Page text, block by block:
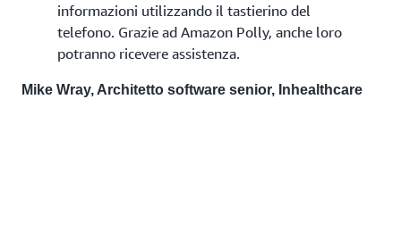
informazioni utilizzando il tastierino del
telefono. Grazie ad Amazon Polly, anche loro
potranno ricevere assistenza.
Mike Wray, Architetto software senior, Inhealthcare